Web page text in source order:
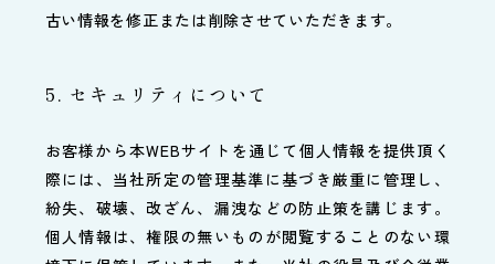
古い情報を修正または削除させていただきます。
5. セキュリティについて
お客様から本WEBサイトを通じて個人情報を提供頂く
際には、当社所定の管理基準に基づき厳重に管理し、
紛失、破壊、改ざん、漏洩などの防止策を講じます。
個人情報は、権限の無いものが閲覧することのない環